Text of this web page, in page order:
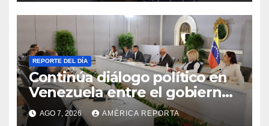
REPORTE DEL DÍA
Continúa diálogo político en
Venezuela entre el gobierno
y la oposición
AGO 7, 2026 AMÉRICA REPORTA